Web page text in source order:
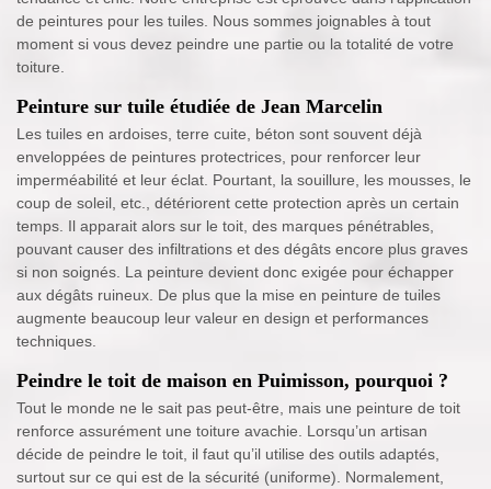
de peintures pour les tuiles. Nous sommes joignables à tout
moment si vous devez peindre une partie ou la totalité de votre
toiture.
Peinture sur tuile étudiée de Jean Marcelin
Les tuiles en ardoises, terre cuite, béton sont souvent déjà
enveloppées de peintures protectrices, pour renforcer leur
imperméabilité et leur éclat. Pourtant, la souillure, les mousses, le
coup de soleil, etc., détériorent cette protection après un certain
temps. Il apparait alors sur le toit, des marques pénétrables,
pouvant causer des infiltrations et des dégâts encore plus graves
si non soignés. La peinture devient donc exigée pour échapper
aux dégâts ruineux. De plus que la mise en peinture de tuiles
augmente beaucoup leur valeur en design et performances
techniques.
Peindre le toit de maison en Puimisson, pourquoi ?
Tout le monde ne le sait pas peut-être, mais une peinture de toit
renforce assurément une toiture avachie. Lorsqu’un artisan
décide de peindre le toit, il faut qu’il utilise des outils adaptés,
surtout sur ce qui est de la sécurité (uniforme). Normalement,